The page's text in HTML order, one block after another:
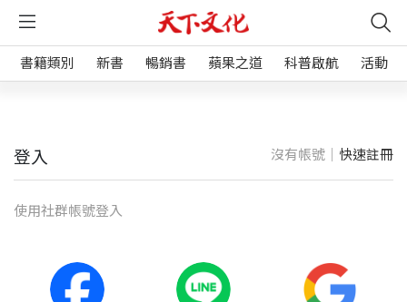
書籍類別 新書 暢銷書 蘋果之道 科普啟航 活動
登入 沒有帳號｜ 快速註冊
使⽤社群帳號登入